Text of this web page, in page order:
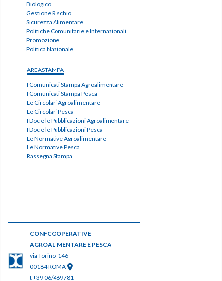
CONFCOOPERATIVE
AGROALIMENTARE E PESCA
via Torino, 146
00184 ROMA
t +39 06/469781
Biologico
Gestione Rischio
Sicurezza Alimentare
Politiche Comunitarie e Internazionali
Promozione
Politica Nazionale
AREASTAMPA
I Comunicati Stampa Agroalimentare
I Comunicati Stampa Pesca
Le Circolari Agroalimentare
Le Circolari Pesca
I Doc e le Pubblicazioni Agroalimentare
I Doc e le Pubblicazioni Pesca
Le Normative Agroalimentare
Le Normative Pesca
Rassegna Stampa